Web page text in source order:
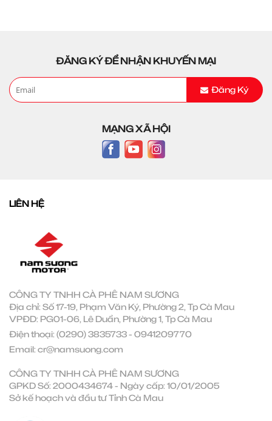
ĐĂNG KÝ ĐỂ NHẬN KHUYẾN MẠI
Đăng Ký
MẠNG XÃ HỘI
LIÊN HỆ
CÔNG TY TNHH CÀ PHÊ NAM SƯƠNG
Địa chỉ: Số 17-19, Phạm Văn Ký, Phường 2, Tp Cà Mau
VPĐD: PG01-06, Lê Duẩn, Phường 1, Tp Cà Mau
Điện thoại: (0290) 3835733- 0941209770
Email: cr@namsuong.com
CÔNG TY TNHH CÀ PHÊ NAM SƯƠNG
GPKD Số: 2000434674 - Ngày cấp: 10/01/2005
Sở kế hoạch và đầu tư Tỉnh Cà Mau